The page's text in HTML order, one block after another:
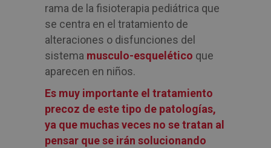
rama de la fisioterapia pediátrica que
se centra en el tratamiento de
alteraciones o disfunciones del
sistema musculo-esquelético que
aparecen en niños.
Es muy importante el tratamiento
precoz de este tipo de patologías,
ya que muchas veces no se tratan al
pensar que se irán solucionando